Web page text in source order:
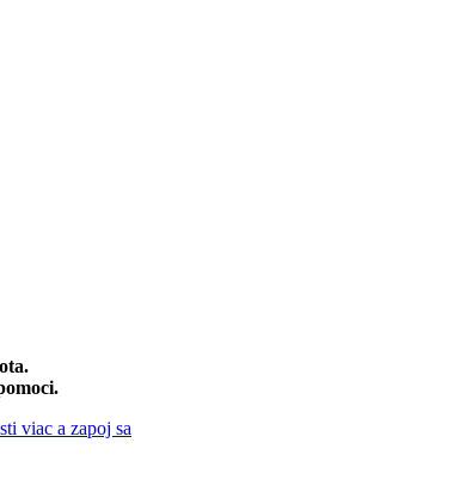
viac a zapoj sa